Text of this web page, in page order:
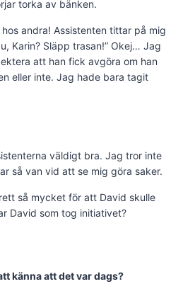
torka av bänken.
andra! Assistenten tittar på mig
Karin? Släpp trasan!” Okej… Jag
att han fick avgöra om han
eller inte. Jag hade bara tagit
väldigt bra. Jag tror inte
så van vid att se mig göra saker.
så mycket för att David skulle
David som tog initiativet?
känna att det var dags?